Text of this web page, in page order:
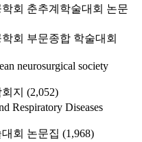
회 춘추계학술대회 논문
회 부문종합 학술대회
neurosurgical society
지 (2,052)
Respiratory Diseases
회 논문집 (1,968)